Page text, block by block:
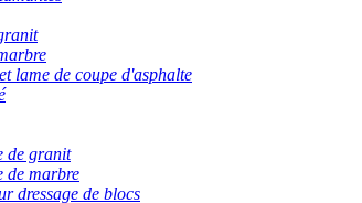
lame de coupe d'asphalte
de granit
de marbre
dressage de blocs